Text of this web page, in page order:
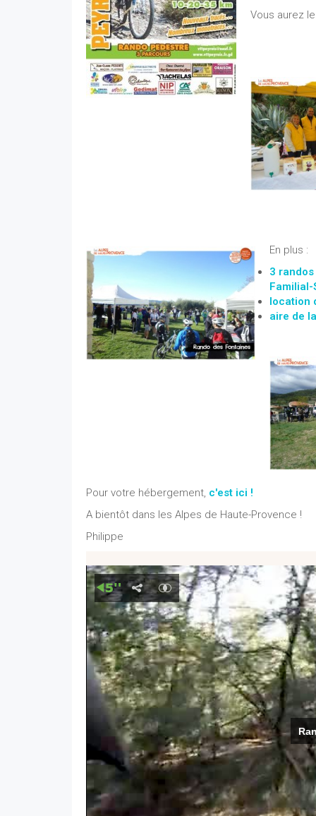
Vous aurez
En plus :
3
location
aire de
Pour votre hébergement, c'est ici !
A bientôt dans les Alpes de Haute-Provence !
Philippe